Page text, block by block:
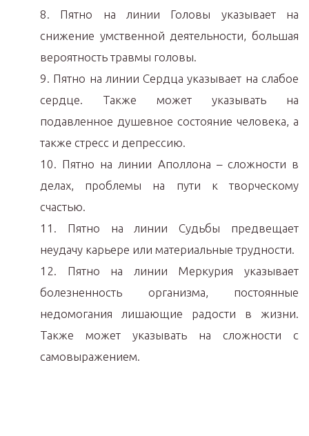
8. Пятно на линии Головы указывает на
снижение умственной деятельности, большая
вероятность травмы головы.
9. Пятно на линии Сердца указывает на слабое
сердце. Также может указывать на
подавленное душевное состояние человека, а
также стресс и депрессию.
10. Пятно на линии Аполлона – сложности в
делах, проблемы на пути к творческому
счастью.
11. Пятно на линии Судьбы предвещает
неудачу карьере или материальные трудности.
12. Пятно на линии Меркурия указывает
болезненность организма, постоянные
недомогания лишающие радости в жизни.
Также может указывать на сложности с
самовыражением.